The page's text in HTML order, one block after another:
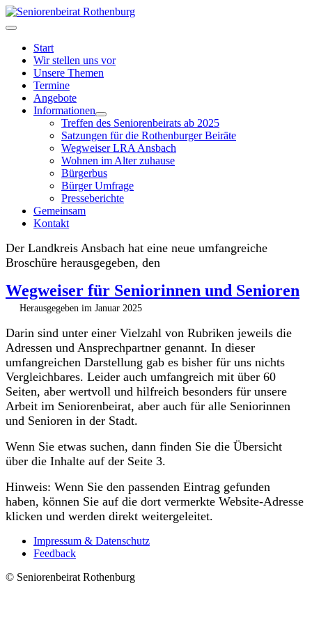
Start
Wir stellen uns vor
Unsere Themen
Termine
Angebote
Informationen
Treffen des Seniorenbeirats ab 2025
Satzungen für die Rothenburger Beiräte
Wegweiser LRA Ansbach
Wohnen im Alter zuhause
Bürgerbus
Bürger Umfrage
Presseberichte
Gemeinsam
Kontakt
Der Landkreis Ansbach hat eine neue umfangreiche
Broschüre herausgegeben, den
Wegweiser für Seniorinnen und Senioren
Herausgegeben im Januar 2025
Darin sind unter einer Vielzahl von Rubriken jeweils die
Adressen und Ansprechpartner genannt. In dieser
umfangreichen Darstellung gab es bisher für uns nichts
Vergleichbares. Leider auch umfangreich mit über 60
Seiten, aber wertvoll und hilfreich besonders für unsere
Arbeit im Seniorenbeirat, aber auch für alle Seniorinnen
und Senioren in der Stadt.
Wenn Sie etwas suchen, dann finden Sie die Übersicht
über die Inhalte auf der Seite 3.
Hinweis: Wenn Sie den passenden Eintrag gefunden
haben, können Sie auf die dort vermerkte Website-Adresse
klicken und werden direkt weitergeleitet.
Impressum & Datenschutz
Feedback
© Seniorenbeirat Rothenburg